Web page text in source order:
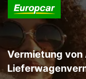
Vermietung von